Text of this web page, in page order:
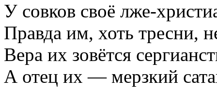
У совков своё лже-
Правда им, хоть тресни,
Вера их зовётся
А отец их — мерзкий